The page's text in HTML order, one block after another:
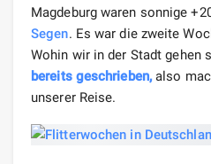
Magdeburg waren sonnige
Segen. Es war die zweite
Wohin wir in der Stadt gehen
bereits geschrieben,also
unserer Reise.